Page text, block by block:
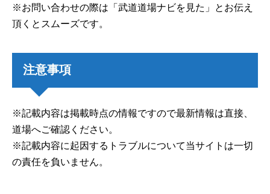
※お問い合わせの際は「武道道場ナビを見た」とお伝え
頂くとスムーズです。
注意事項
※記載内容は掲載時点の情報ですので最新情報は直接、
道場へご確認ください。
※記載内容に起因するトラブルについて当サイトは一切
の責任を負いません。